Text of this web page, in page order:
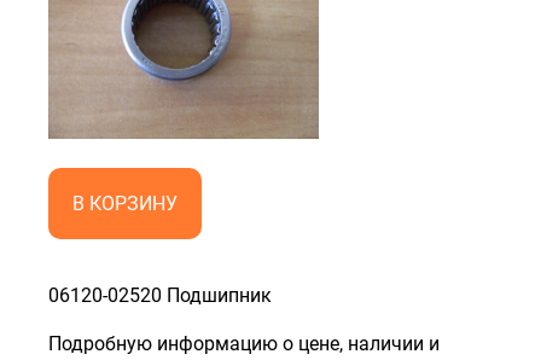
В КОРЗИНУ
06120-02520 Подшипник
Подробную информацию о цене, наличии и